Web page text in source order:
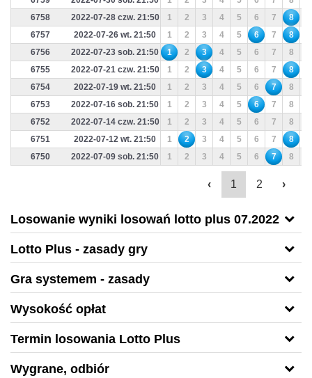
6758
2022-07-28 czw. 21:50 1 2 3 4 5 6 7 8
6757
2022-07-26 wt. 21:50 1 2 3 4 5 6 7 8
6756
2022-07-23 sob. 21:50 1 2 3 4 5 6 7 8
6755
2022-07-21 czw. 21:50 1 2 3 4 5 6 7 8
6754
2022-07-19 wt. 21:50 1 2 3 4 5 6 7 8
6753
2022-07-16 sob. 21:50 1 2 3 4 5 6 7 8
6752
2022-07-14 czw. 21:50 1 2 3 4 5 6 7 8
6751
2022-07-12 wt. 21:50 1 2 3 4 5 6 7 8
6750
2022-07-09 sob. 21:50 1 2 3 4 5 6 7 8
‹ 1 2 ›
Losowanie wyniki losowań lotto plus 07.2022
Lotto Plus - zasady gry
Gra systemem - zasady
Wysokość opłat
Termin losowania Lotto Plus
Wygrane, odbiór